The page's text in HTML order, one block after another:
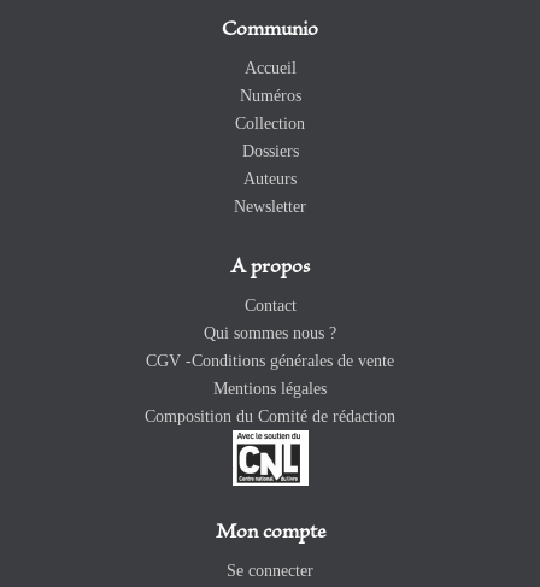
Communio
Accueil
Numéros
Collection
Dossiers
Auteurs
Newsletter
A propos
Contact
Qui sommes nous ?
CGV -Conditions générales de vente
Mentions légales
Composition du Comité de rédaction
Mon compte
Se connecter